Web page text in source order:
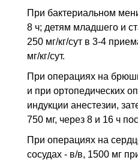
При бактериальном
8 ч; детям младшего и
250 мг/кг/сут в 3-4
мг/кг/сут.
При операциях на
и при ортопедических
индукции анестезии,
750 мг, через 8 и 16 ч
При операциях на
сосудах - в/в, 1500 мг